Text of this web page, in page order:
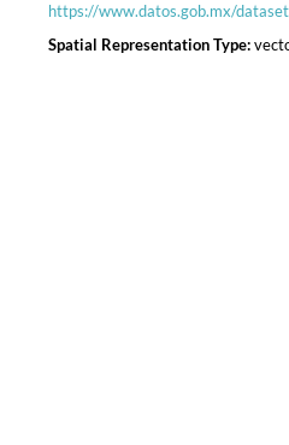
https://www.datos.gob.mx/
Spatial Representation Type: